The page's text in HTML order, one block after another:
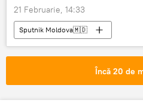
21 Februarie, 14:33
Sputnik Moldova🇲🇩
Încă 20 de